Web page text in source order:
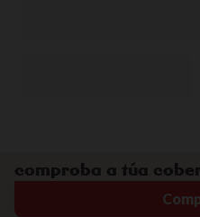
comproba a túa